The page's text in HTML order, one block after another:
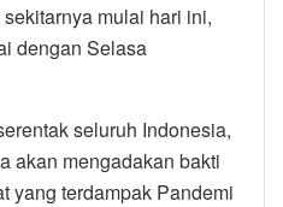
mulai hari ini,
dengan Selasa
seluruh Indonesia,
akan mengadakan bakti
yang terdampak Pandemi